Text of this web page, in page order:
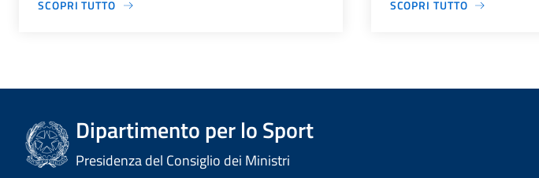
SCOPRI TUTTO SCOPRI TUTTO
Dipartimento per lo Sport
Presidenza del Consiglio dei Ministri